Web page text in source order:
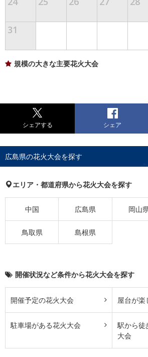
31
規模の大きな主要花火大会
シェアする シェア
広島県の花火大会を探す
エリア・都道府県から花火大会を探す
中国 広島県 岡山
鳥取県 島根県
開催状況など条件から花火大会を探す
開催予定の花火大会 屋台が楽
駐車場がある花火大会
駅から徒
大会